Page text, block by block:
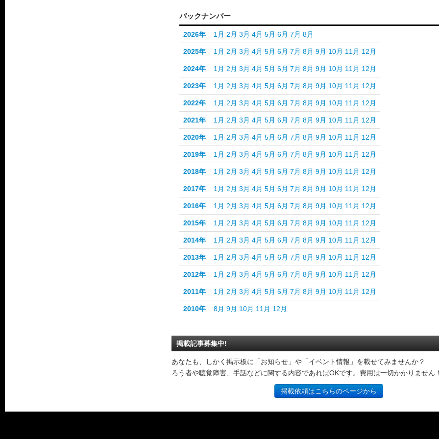
バックナンバー
2026年 1月 2月 3月 4月 5月 6月 7月 8月
2025年 1月 2月 3月 4月 5月 6月 7月 8月 9月 10月 11月 12月
2024年 1月 2月 3月 4月 5月 6月 7月 8月 9月 10月 11月 12月
2023年 1月 2月 3月 4月 5月 6月 7月 8月 9月 10月 11月 12月
2022年 1月 2月 3月 4月 5月 6月 7月 8月 9月 10月 11月 12月
2021年 1月 2月 3月 4月 5月 6月 7月 8月 9月 10月 11月 12月
2020年 1月 2月 3月 4月 5月 6月 7月 8月 9月 10月 11月 12月
2019年 1月 2月 3月 4月 5月 6月 7月 8月 9月 10月 11月 12月
2018年 1月 2月 3月 4月 5月 6月 7月 8月 9月 10月 11月 12月
2017年 1月 2月 3月 4月 5月 6月 7月 8月 9月 10月 11月 12月
2016年 1月 2月 3月 4月 5月 6月 7月 8月 9月 10月 11月 12月
2015年 1月 2月 3月 4月 5月 6月 7月 8月 9月 10月 11月 12月
2014年 1月 2月 3月 4月 5月 6月 7月 8月 9月 10月 11月 12月
2013年 1月 2月 3月 4月 5月 6月 7月 8月 9月 10月 11月 12月
2012年 1月 2月 3月 4月 5月 6月 7月 8月 9月 10月 11月 12月
2011年 1月 2月 3月 4月 5月 6月 7月 8月 9月 10月 11月 12月
2010年 8月 9月 10月 11月 12月
掲載記事募集中!
あなたも、しかく掲示板に「お知らせ」や「イベント情報」を載せてみませんか？
ろう者や聴覚障害、手話などに関する内容であればOKです。費用は一切かかりません
掲載依頼はこちらのページから